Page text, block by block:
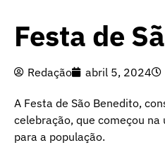
Festa de
Redação abril 5, 2024
A Festa de São Benedito,
celebração, que começou
para a população.